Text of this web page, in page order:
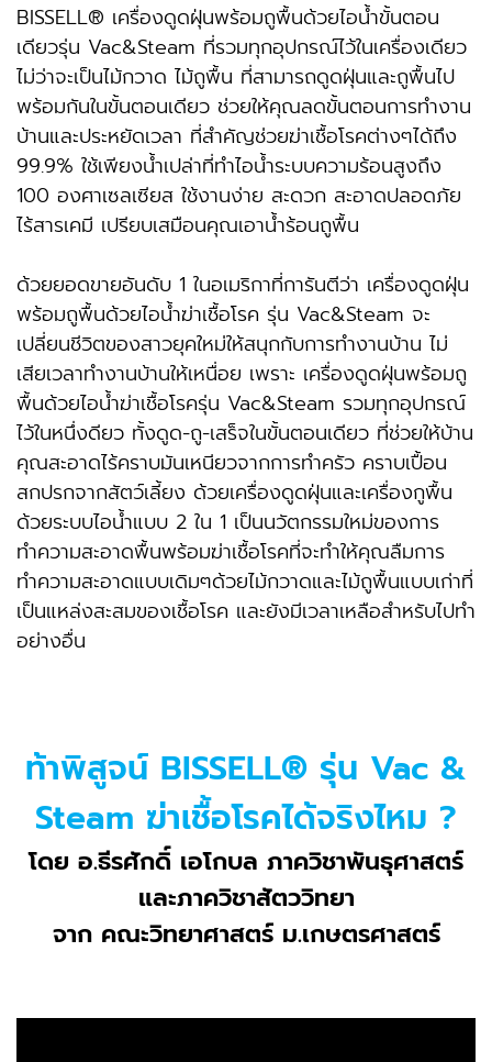
BISSELL® เครื่องดูดฝุ่นพร้อมถูพื้นด้วยไอน้ำขั้นตอน
เดียวรุ่น Vac&Steam ที่รวมทุกอุปกรณ์ไว้ในเครื่องเดียว
ไม่ว่าจะเป็นไม้กวาด ไม้ถูพื้น ที่สามารถดูดฝุ่นและถูพื้นไป
พร้อมกันในขั้นตอนเดียว ช่วยให้คุณลดขั้นตอนการทำงาน
บ้านและประหยัดเวลา ที่สำคัญช่วยฆ่าเชื้อโรคต่างๆได้ถึง
99.9% ใช้เพียงน้ำเปล่าที่ทำไอน้ำระบบความร้อนสูงถึง
100 องศาเซลเซียส ใช้งานง่าย สะดวก สะอาดปลอดภัย
ไร้สารเคมี เปรียบเสมือนคุณเอาน้ำร้อนถูพื้น
ด้วยยอดขายอันดับ 1 ในอเมริกาที่การันตีว่า เครื่องดูดฝุ่น
พร้อมถูพื้นด้วยไอน้ำฆ่าเชื้อโรค รุ่น Vac&Steam จะ
เปลี่ยนชีวิตของสาวยุคใหม่ให้สนุกกับการทำงานบ้าน ไม่
เสียเวลาทำงานบ้านให้เหนื่อย เพราะ เครื่องดูดฝุ่นพร้อมถู
พื้นด้วยไอน้ำฆ่าเชื้อโรครุ่น Vac&Steam รวมทุกอุปกรณ์
ไว้ในหนึ่งดียว ทั้งดูด-ถู-เสร็จในขั้นตอนเดียว ที่ช่วยให้บ้าน
คุณสะอาดไร้คราบมันเหนียวจากการทำครัว คราบเปื้อน
สกปรกจากสัตว์เลี้ยง ด้วยเครื่องดูดฝุ่นและเครื่องกูพื้น
ด้วยระบบไอน้ำแบบ 2 ใน 1 เป็นนวัตกรรมใหม่ของการ
ทำความสะอาดพื้นพร้อมฆ่าเชื้อโรคที่จะทำให้คุณลืมการ
ทำความสะอาดแบบเดิมๆด้วยไม้กวาดและไม้ถูพื้นแบบเก่าที่
เป็นแหล่งสะสมของเชื้อโรค และยังมีเวลาเหลือสำหรับไปทำ
อย่างอื่น
ท้าพิสูจน์ BISSELL® รุ่น Vac &
Steam ฆ่าเชื้อโรคได้จริงไหม ?
โดย อ.ธีรศักดิ์ เอโกบล ภาควิชาพันธุศาสตร์
และภาควิชาสัตววิทยา
จาก คณะวิทยาศาสตร์ ม.เกษตรศาสตร์